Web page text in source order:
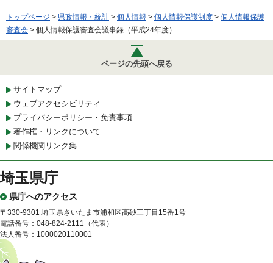
トップページ > 県政情報・統計 > 個人情報 > 個人情報保護制度 > 個人情報保護
審査会 > 個人情報保護審査会議事録（平成24年度）
ページの先頭へ戻る
サイトマップ
ウェブアクセシビリティ
プライバシーポリシー・免責事項
著作権・リンクについて
関係機関リンク集
埼玉県庁
県庁へのアクセス
〒330-9301 埼玉県さいたま市浦和区高砂三丁目15番1号
電話番号：048-824-2111（代表）
法人番号：1000020110001